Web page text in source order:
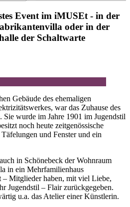
Event im iMUSEt - in der
oder in der
der Schaltwarte​
Gebäude des ehemaligen
war das Zuhause des
wurde im Jahre 1901 im Jugendstil
noch heute zeitgenössische
und Fenster und ein
in Schönebeck der Wohnraum
in ein Mehrfamilienhaus
Mitglieder haben, mit viel Liebe,
Jugendstil – Flair zurückgegeben.
u.a. das Atelier einer Künstlerin.